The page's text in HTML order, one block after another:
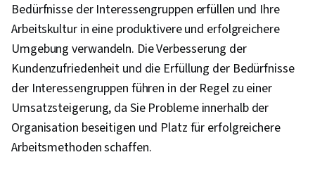
Technische Dokumentation, Technische
Kommunikation, Daten-Strukturen, Integrierte
Entwicklungsumgebungen, Computer-
Programmierwerkzeuge, Computational
Thinking, Computerprogrammierung,
Grundsätze der Programmierung,
Automatisierung, Restful API,
Anwendungsprogrammierschnittstelle (API),
Bedürfnisse der Interessengruppen erfüllen und Ihre
Arbeitskultur in eine produktivere und erfolgreichere
Umgebung verwandeln. Die Verbesserung der
Kundenzufriedenheit und die Erfüllung der Bedürfnisse
der Interessengruppen führen in der Regel zu einer
Umsatzsteigerung, da Sie Probleme innerhalb der
Organisation beseitigen und Platz für erfolgreichere
Arbeitsmethoden schaffen.